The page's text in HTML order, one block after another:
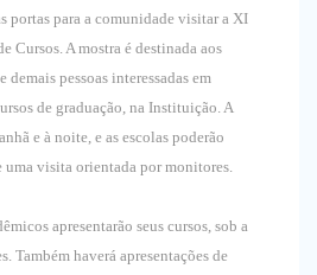
portas para a comunidade visitar a XI
A mostra é destinada aos
pessoas interessadas em
de graduação, na Instituição. A
e à noite, e as escolas poderão
uma visita orientada por monitores.
apresentarão seus cursos, sob a
Também haverá apresentações de